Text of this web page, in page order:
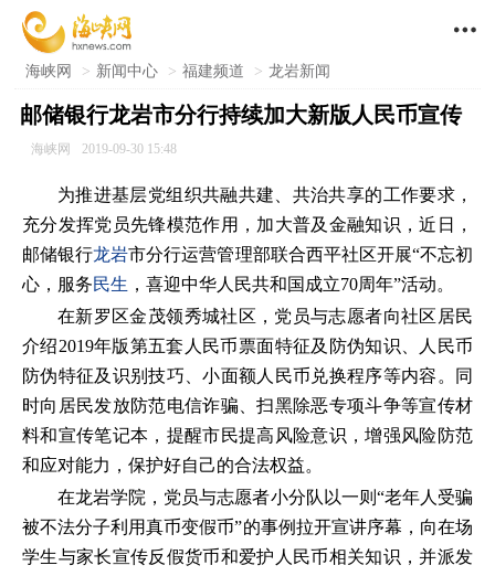

海峡网 > 新闻中心 > 福建频道 > 龙岩新闻
邮储银行龙岩市分行持续加大新版人民币宣传
海峡网 2019-09-30 15:48
为推进基层党组织共融共建、共治共享的工作要求，
充分发挥党员先锋模范作用，加大普及金融知识，近日，
邮储银行龙岩市分行运营管理部联合西平社区开展“不忘初
心，服务民生 ，喜迎中华人民共和国成立70周年”活动。
在新罗区金茂领秀城社区，党员与志愿者向社区居民
介绍2019年版第五套人民币票面特征及防伪知识、人民币
防伪特征及识别技巧、小面额人民币兑换程序等内容。同
时向居民发放防范电信诈骗、扫黑除恶专项斗争等宣传材
料和宣传笔记本，提醒市民提高风险意识，增强风险防范
和应对能力，保护好自己的合法权益。
在龙岩学院，党员与志愿者小分队以一则“老年人受骗
被不法分子利用真币变假币”的事例拉开宣讲序幕，向在场
学生与家长宣传反假货币和爱护人民币相关知识，并派发